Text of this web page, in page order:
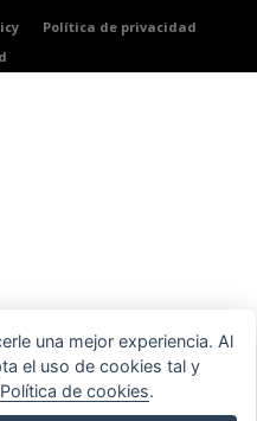
Política de privacidad
una mejor experiencia. Al
el uso de cookies tal y
Política de cookies.